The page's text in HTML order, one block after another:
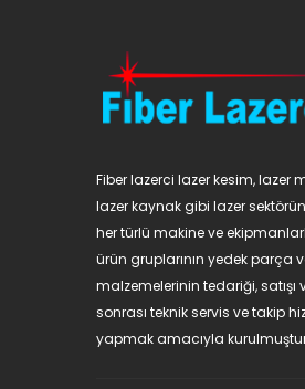
Fiber lazerci lazer kesim, lazer
lazer kaynak gibi lazer
her türlü makine ve
ürün gruplarının yedek parça
malzemelerinin tedariği, satışı
sonrası teknik servis ve takip
yapmak amacıyla